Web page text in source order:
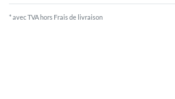
* avec TVA hors Frais de livraison